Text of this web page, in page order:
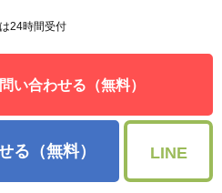
24時間受付
い合わせる（無料）
る（無料） LINE